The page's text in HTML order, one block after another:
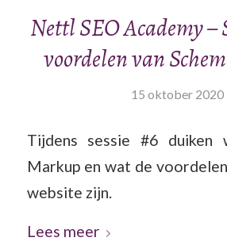
Nettl SEO Academy –
voordelen van
15 oktober 2020
Tijdens sessie #6 duiken
Markup en wat de
website zijn.
Lees meer